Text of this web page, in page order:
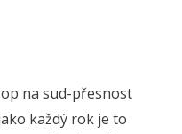
na sud-přesnost
každý rok je to